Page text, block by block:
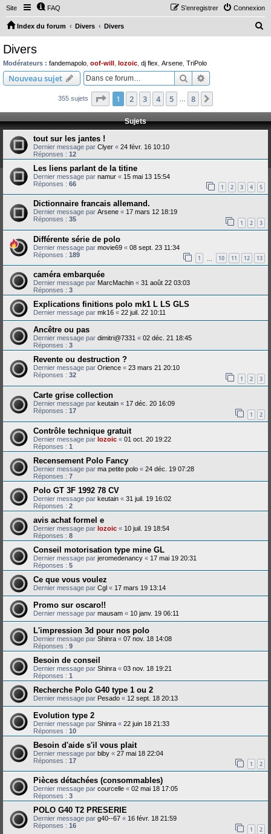
Site FAQ Connexion
S’enregistrer
Index du forum Divers Divers
c
h
Divers
Modérateurs : fandemapolo oof-will lozoic dj flex Arsene TriPolo
Nouveau sujet Rechercher
355 sujets Page 1sur8
1 2 3 4 5 8
Sujets
tout sur les jantes !
Dernier message par Clyer « 24 févr. 16 10:10
Réponses : 12
Les liens parlant de la titine
Dernier message par namur « 15 mai 13 15:54
Réponses : 66 1 2 3 4 5
Dictionnaire francais allemand.
Dernier message par Arsene « 17 mars 12 18:19
Réponses : 35 1 2 3
Différente série de polo
Dernier message par movie69 « 08 sept. 23 11:34
Réponses : 189 1 10 11 12 13
caméra embarquée
Dernier message par MarcMachin « 31 août 22 03:03
Réponses : 3
Explications finitions polo mk1 L LS GLS
Dernier message par mk16 « 22 juil. 22 10:11
Ancêtre ou pas
Dernier message par dimitri@7331 « 02 déc. 21 18:45
Réponses : 3
Revente ou destruction ?
Dernier message par Orience « 23 mars 21 20:10
Réponses : 32 1 2 3
Carte grise collection
Dernier message par keutain « 17 déc. 20 16:09
Réponses : 17 1 2
Contrôle technique gratuit
Dernier message par lozoic « 01 oct. 20 19:22
Réponses : 1
Recensement Polo Fancy
Dernier message par ma petite polo « 24 déc. 19 07:28
Réponses : 7
Polo GT 3F 1992 78 CV
Dernier message par keutain « 31 juil. 19 16:02
Réponses : 2
avis achat formel e
Dernier message par lozoic « 10 juil. 19 18:54
Réponses : 8
Conseil motorisation type mine GL
Dernier message par jeromedenancy « 17 mai 19 20:31
Réponses : 5
Ce que vous voulez
Dernier message par Cgl « 17 mars 19 13:14
Promo sur oscaro!!
Dernier message par mausam « 10 janv. 19 06:11
L'impression 3d pour nos polo
Dernier message par Shinra « 07 nov. 18 14:08
Réponses : 9
Besoin de conseil
Dernier message par Shinra « 03 nov. 18 19:21
Réponses : 1
Recherche Polo G40 type 1 ou 2
Dernier message par Pesado « 12 sept. 18 20:13
Evolution type 2
Dernier message par Shinra « 22 juin 18 21:33
Réponses : 10
Besoin d'aide s'il vous plait
Dernier message par biby « 27 mai 18 22:04
Réponses : 17 1 2
Pièces détachées (consommables)
Dernier message par courcelle « 02 mai 18 17:05
Réponses : 3
POLO G40 T2 PRESERIE
Dernier message par g40--67 « 16 févr. 18 21:59
Réponses : 16 1 2